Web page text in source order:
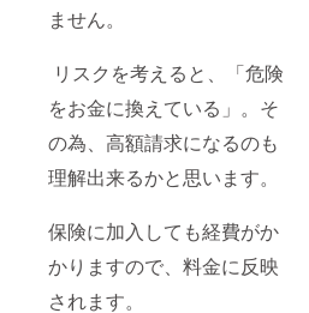
ません。
リスクを考えると、「危険
をお金に換えている」。そ
の為、高額請求になるのも
理解出来るかと思います。
保険に加入しても経費がか
かりますので、料金に反映
されます。